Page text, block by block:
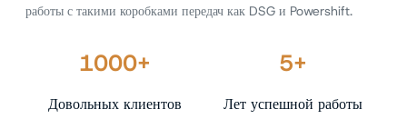
работы с такими коробками передач как DSG и Powershift.
1000+
Довольных клиентов
5+
Лет успешной работы